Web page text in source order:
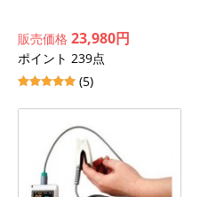
販売価格 23,980円
ポイント 239点
(5)